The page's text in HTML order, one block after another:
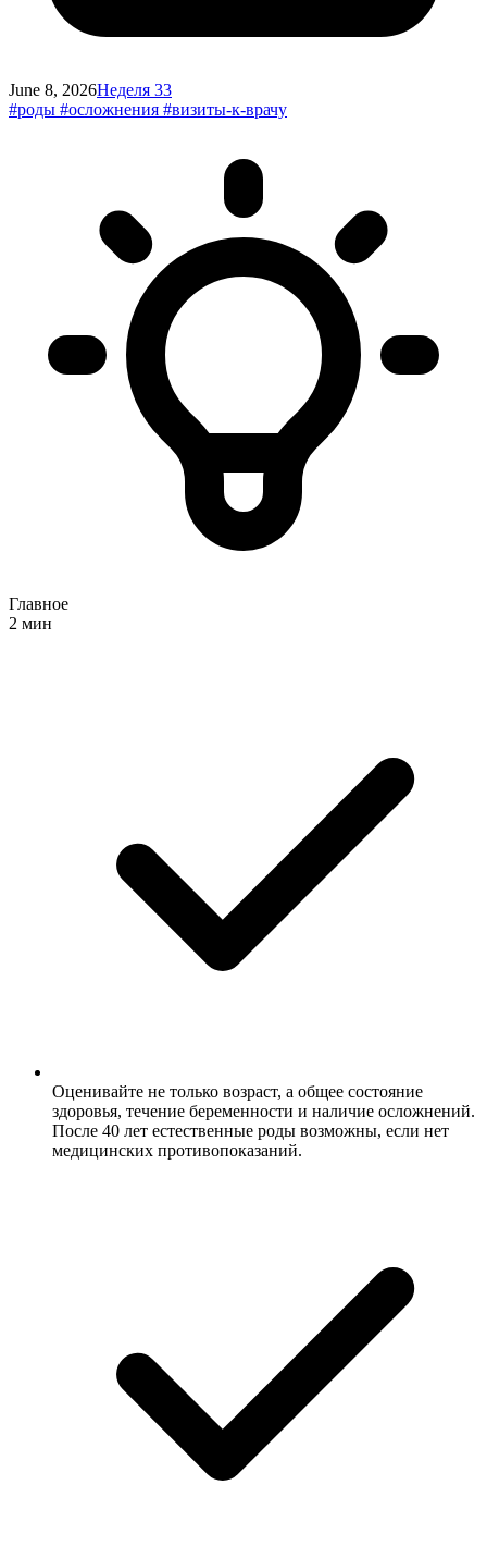
June 8, 2026Неделя 33
#роды #осложнения #визиты-к-врачу
Главное
2 мин
Оценивайте не только возраст, а общее состояние
здоровья, течение беременности и наличие осложнений.
После 40 лет естественные роды возможны, если нет
медицинских противопоказаний.